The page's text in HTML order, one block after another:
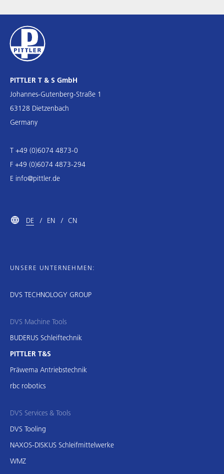
PITTLER T & S GmbH
Johannes-Gutenberg-Straße 1
63128 Dietzenbach
Germany
T +49 (0)6074 4873-0
F +49 (0)6074 4873-294
E info@pittler.de
DE EN CN
UNSERE UNTERNEHMEN:
DVS TECHNOLOGY GROUP
DVS Machine Tools
BUDERUS Schleiftechnik
PITTLER T&S
Präwema Antriebstechnik
rbc robotics
DVS Services & Tools
DVS Tooling
NAXOS-DISKUS Schleifmittelwerke
WMZ